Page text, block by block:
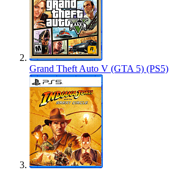
Grand Theft Auto V (GTA 5) (PS5)